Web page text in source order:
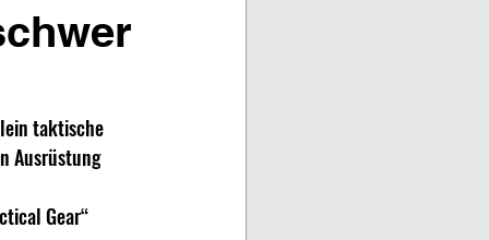
taktische
Ausrüstung
Gear“